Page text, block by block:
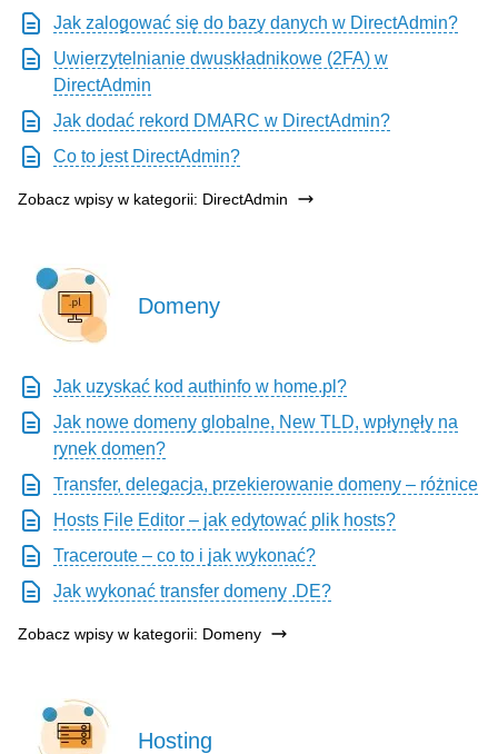
Jak zalogować się do bazy danych w DirectAdmin?
Uwierzytelnianie dwuskładnikowe (2FA) w
DirectAdmin
Jak dodać rekord DMARC w DirectAdmin?
Co to jest DirectAdmin?
Zobacz wpisy w kategorii: DirectAdmin
Domeny
Jak uzyskać kod authinfo w home.pl?
Jak nowe domeny globalne, New TLD, wpłynęły na
rynek domen?
Transfer, delegacja, przekierowanie domeny – różnice
Hosts File Editor – jak edytować plik hosts?
Traceroute – co to i jak wykonać?
Jak wykonać transfer domeny .DE?
Zobacz wpisy w kategorii: Domeny
Hosting